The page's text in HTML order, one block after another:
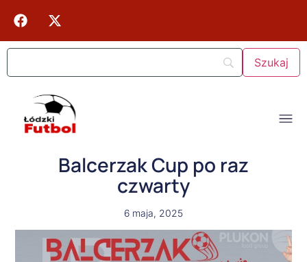
Balcerzak Cup po raz
czwarty
6 maja, 2025